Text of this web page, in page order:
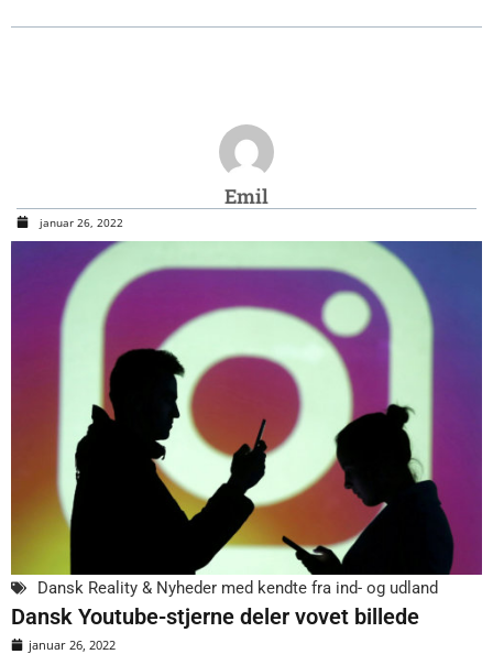
Emil
januar 26, 2022
Dansk Reality & Nyheder med kendte fra ind- og udland
Dansk Youtube-stjerne deler vovet billede
januar 26, 2022